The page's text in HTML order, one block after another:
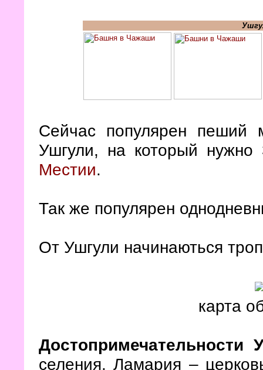
Сейчас популярен
Ушгули, на который
Местии.
Так же популярен
От Ушгули начинаються
карта
Достопримечательности
селения. Ламария –